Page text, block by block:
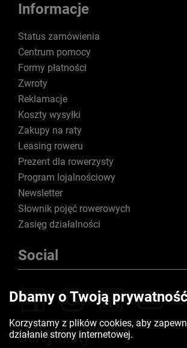
Informacje
Status zamówienia
Centrum pomocy
Formy płatności
Zwroty
Reklamacje
Koszty wysyłki
Zakupy na raty
Leasing roweru
Prezent dla rowerzysty
Program lojalnościowy
Newsletter
Słownik pojęć rowerowych
Zasięg działalności
Social
Certyfikaty
Dbamy o Twoją
Korzystamy z plików cookies, aby
działanie strony internetowej.